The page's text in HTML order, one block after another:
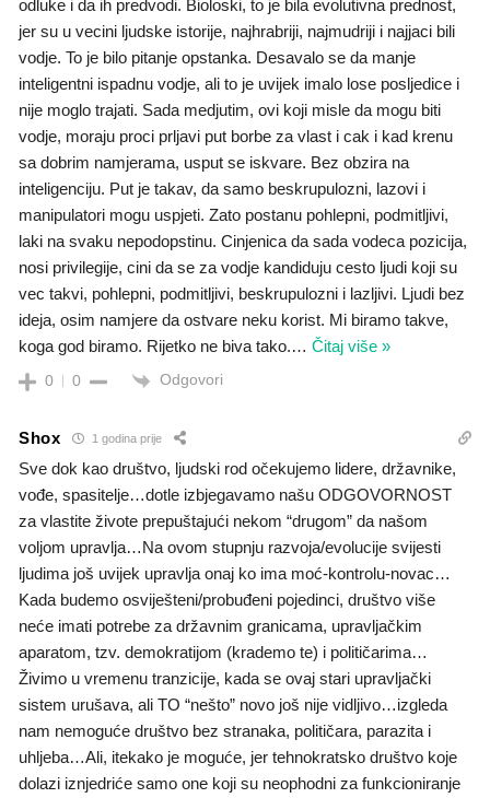
odluke i da ih predvodi. Bioloski, to je bila evolutivna prednost,
jer su u vecini ljudske istorije, najhrabriji, najmudriji i najjaci bili
vodje. To je bilo pitanje opstanka. Desavalo se da manje
inteligentni ispadnu vodje, ali to je uvijek imalo lose posljedice i
nije moglo trajati. Sada medjutim, ovi koji misle da mogu biti
vodje, moraju proci prljavi put borbe za vlast i cak i kad krenu
sa dobrim namjerama, usput se iskvare. Bez obzira na
inteligenciju. Put je takav, da samo beskrupulozni, lazovi i
manipulatori mogu uspjeti. Zato postanu pohlepni, podmitljivi,
laki na svaku nepodopstinu. Cinjenica da sada vodeca pozicija,
nosi privilegije, cini da se za vodje kandiduju cesto ljudi koji su
vec takvi, pohlepni, podmitljivi, beskrupulozni i lazljivi. Ljudi bez
ideja, osim namjere da ostvare neku korist. Mi biramo takve,
koga god biramo. Rijetko ne biva tako.… Čitaj više »
0 0 Odgovori
Shox 1 godina prije
Sve dok kao društvo, ljudski rod očekujemo lidere, državnike,
vođe, spasitelje…dotle izbjegavamo našu ODGOVORNOST
za vlastite živote prepuštajući nekom “drugom” da našom
voljom upravlja…Na ovom stupnju razvoja/evolucije svijesti
ljudima još uvijek upravlja onaj ko ima moć-kontrolu-novac…
Kada budemo osviješteni/probuđeni pojedinci, društvo više
neće imati potrebe za državnim granicama, upravljačkim
aparatom, tzv. demokratijom (krademo te) i političarima…
Živimo u vremenu tranzicije, kada se ovaj stari upravljački
sistem urušava, ali TO “nešto” novo još nije vidljivo…izgleda
nam nemoguće društvo bez stranaka, političara, parazita i
uhljeba…Ali, itekako je moguće, jer tehnokratsko društvo koje
dolazi iznjedriće samo one koji su neophodni za funkcioniranje